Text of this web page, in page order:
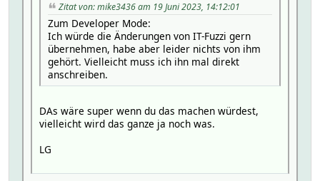
sub tahoma_generate_token($) {
my ($hash, $session_id) = @_;
my $name = $hash->{NAME};
my %token_headers = (
'Content-Type' => 'application/json',
);
Zitat von: mike3436 am 19 Juni 2023, 14:12:01
Zum Developer Mode:
Ich würde die Änderungen von IT-Fuzzi gern
übernehmen, habe aber leider nichts von ihm
gehört. Vielleicht muss ich ihn mal direkt
anschreiben.
DAs wäre super wenn du das machen würdest,
vielleicht wird das ganze ja noch was.
LG